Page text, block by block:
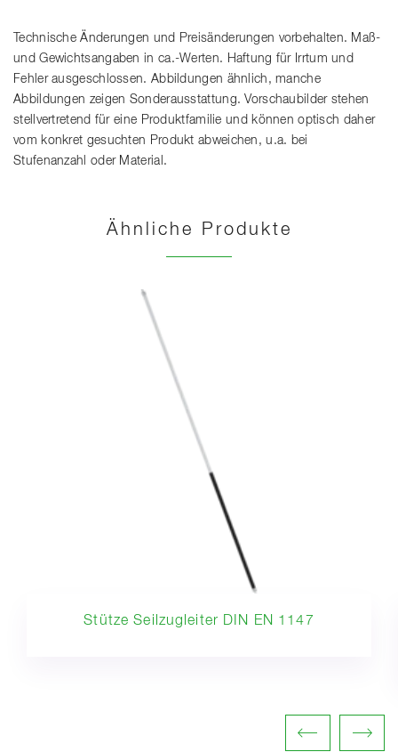
Technische Änderungen und Preisänderungen vorbehalten. Maß-
und Gewichtsangaben in ca.-Werten. Haftung für Irrtum und
Fehler ausgeschlossen. Abbildungen ähnlich, manche
Abbildungen zeigen Sonderausstattung. Vorschaubilder stehen
stellvertretend für eine Produktfamilie und können optisch daher
vom konkret gesuchten Produkt abweichen, u.a. bei
Stufenanzahl oder Material.
Ähnliche Produkte
Stütze Seilzugleiter DIN EN 1147